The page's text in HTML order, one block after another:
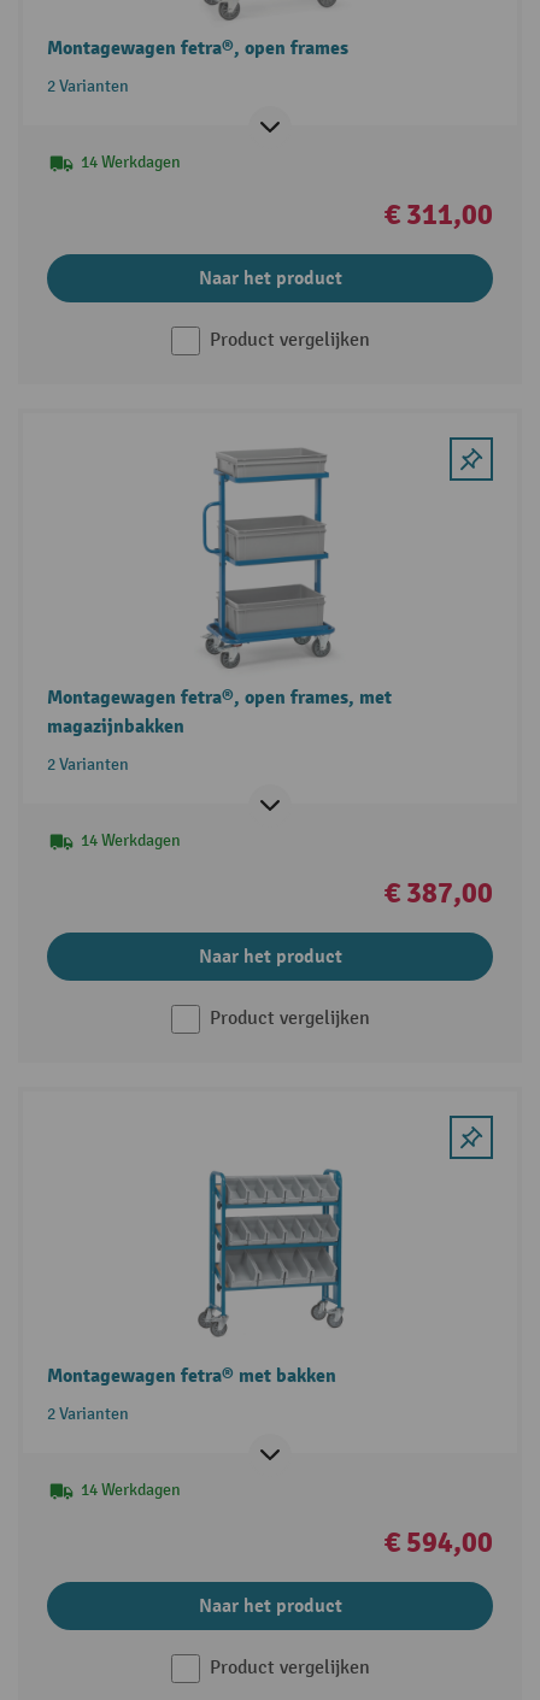
Montagewagen fetra®, open frames
2 Varianten
14 Werkdagen
€ 311,00
Naar het product
Product vergelijken
Montagewagen fetra®, open frames, met
magazijnbakken
2 Varianten
14 Werkdagen
€ 387,00
Naar het product
Product vergelijken
Montagewagen fetra® met bakken
2 Varianten
14 Werkdagen
€ 594,00
Naar het product
Product vergelijken